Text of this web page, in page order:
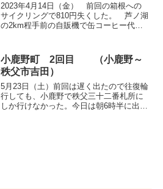
2023年4月14日（金） 前回の箱根への
サイクリングで810円失くした。 芦ノ湖
の2km程手前の自販機で缶コーヒー代を
かった。 サイクリング時の小銭入れ
は、ダイソーの...
小鹿野町 2回目 （小鹿野～
秩父市吉田）
5月23日（土）前回は遅く出たので往復輪
行しても、小鹿野で秩父三十二番札所に
しか行けなかった。今日は朝6時半に出て